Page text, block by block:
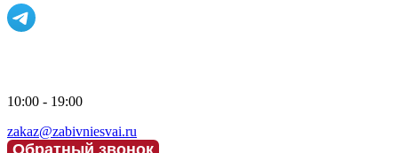
10:00 - 19:00
zakaz@zabivniesvai.ru
Обратный звонок